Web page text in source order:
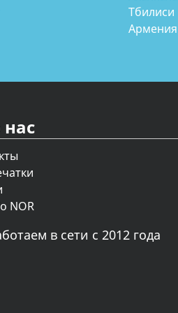
Тбилиси
Армения
NOR
в сети с 2012 года